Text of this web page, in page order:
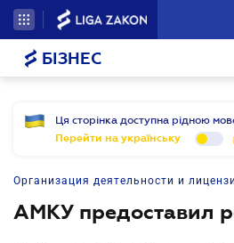
БІЗНЕС
Ця сторінка доступна рідною
Перейти на українську
Организация деятельности и
АМКУ предоставил